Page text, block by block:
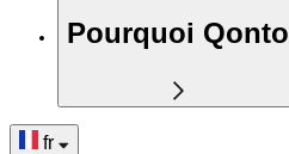
Pourquoi Qonto
fr